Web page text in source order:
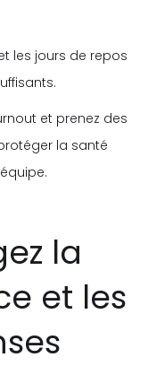
les jours de repos
et prenez des
la santé
la
et les